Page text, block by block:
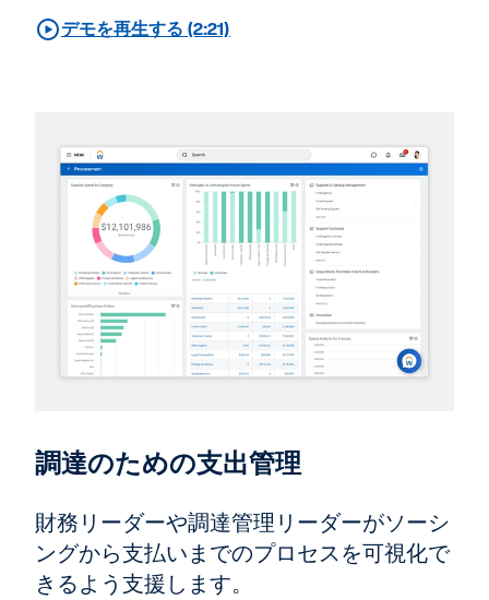
デモを再生する (2:21)
調達のための支出管理
財務リーダーや調達管理リーダーがソーシ
ングから支払いまでのプロセスを可視化で
きるよう支援します。